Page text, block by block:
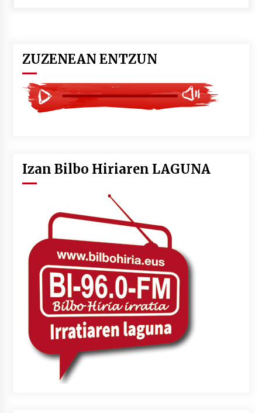
Larunbatean Plentziako Itsas Martxa ospatuko
da
2026/07/07
2026/07/07
Uribitarte40 aretoan
2026/07/03
SOINUGELA: Paul McCartney eta Ringo Starr-en
lan berriak
2026/07/03
MUSIBLA #297: Bide, Boards Of Canada, Somak,
Tiga, Twisted Teens, Underscores, Habia
2026/07/02
ZUZENEAN ENTZUN
Izan Bilbo Hiriaren LAGUNA